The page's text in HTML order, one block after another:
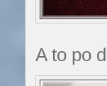
A to po